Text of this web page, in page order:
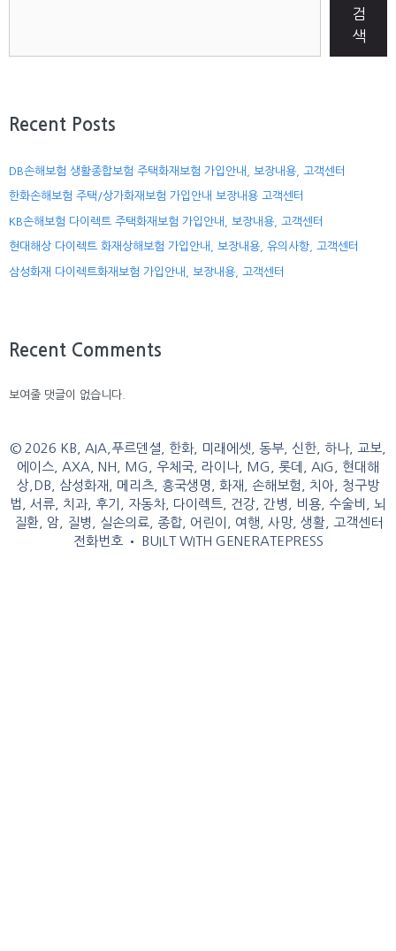
검
색
Recent Posts
DB손해보험 생활종합보험 주택화재보험 가입안내, 보장내용, 고객센터
한화손해보험 주택/상가화재보험 가입안내 보장내용 고객센터
KB손해보험 다이렉트 주택화재보험 가입안내, 보장내용, 고객센터
현대해상 다이렉트 화재상해보험 가입안내, 보장내용, 유의사항, 고객센터
삼성화재 다이렉트화재보험 가입안내, 보장내용, 고객센터
Recent Comments
보여줄 댓글이 없습니다.
© 2026 KB, AIA,푸르덴셜, 한화, 미래에셋, 동부, 신한, 하나, 교보,
에이스, AXA, NH, MG, 우체국, 라이나, MG, 롯데, AIG, 현대해
상,DB, 삼성화재, 메리츠, 흥국생명, 화재, 손해보험, 치아, 청구방
법, 서류, 치과, 후기, 자동차, 다이렉트, 건강, 간병, 비용, 수술비, 뇌
질환, 암, 질병, 실손의료, 종합, 어린이, 여행, 사망, 생활, 고객센터
전화번호 • BUILT WITH GENERATEPRESS